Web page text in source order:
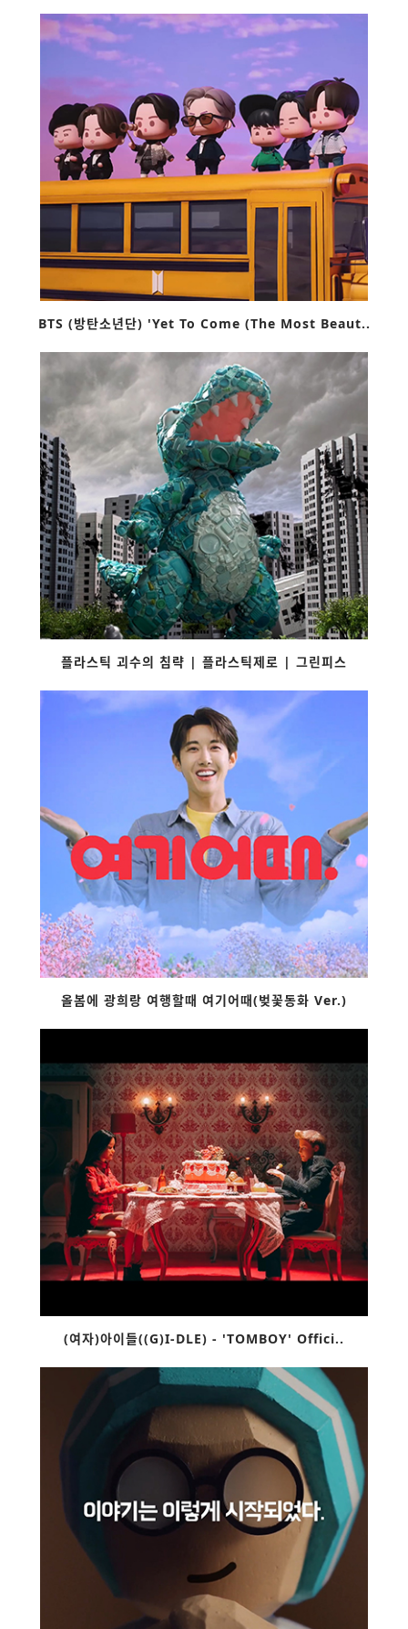
BTS (방탄소년단) 'Yet To Come (The Most Beaut..
플라스틱 괴수의 침략 | 플라스틱제로 | 그린피스
올봄에 광희랑 여행할때 여기어때(벚꽃동화 Ver.)
(여자)아이들((G)I-DLE) - 'TOMBOY' Offici..